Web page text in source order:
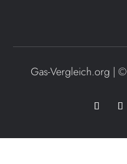
Gas-Vergleich.org | ©